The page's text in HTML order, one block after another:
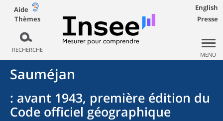
Aide
Thèmes
RECHERCHE
English
Presse
MENU
Sauméjan
: avant 1943, première édition du
Code officiel géographique